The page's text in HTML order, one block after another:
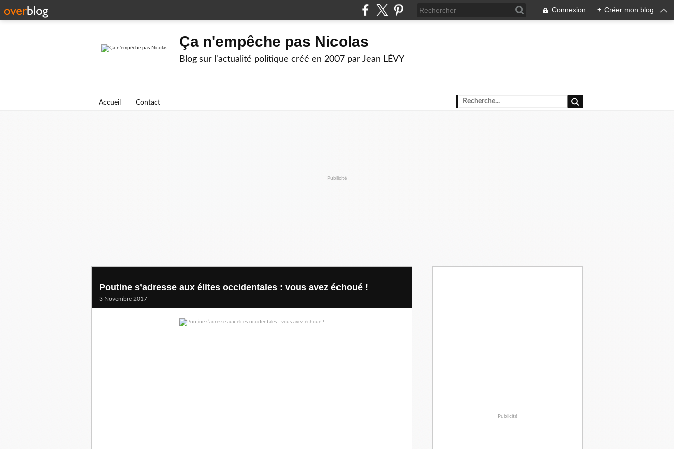
Connexion + Créer mon blog
Ça n'empêche pas Nicolas
Blog sur l'actualité politique créé en 2007 par Jean LÉVY
Accueil Contact
Publicité
Poutine s’adresse aux élites occidentales : vous avez échoué !
3 Novembre 2017
Publicité